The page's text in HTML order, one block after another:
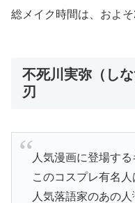
総メイク時間は、およ
不死川実弥（し
刃
人気漫画に登場す
このコスプレ有名人
人気落語家のあの人